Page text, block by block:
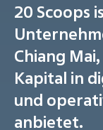
20 Scoops
Chiang
Kapital in
und
anbietet.